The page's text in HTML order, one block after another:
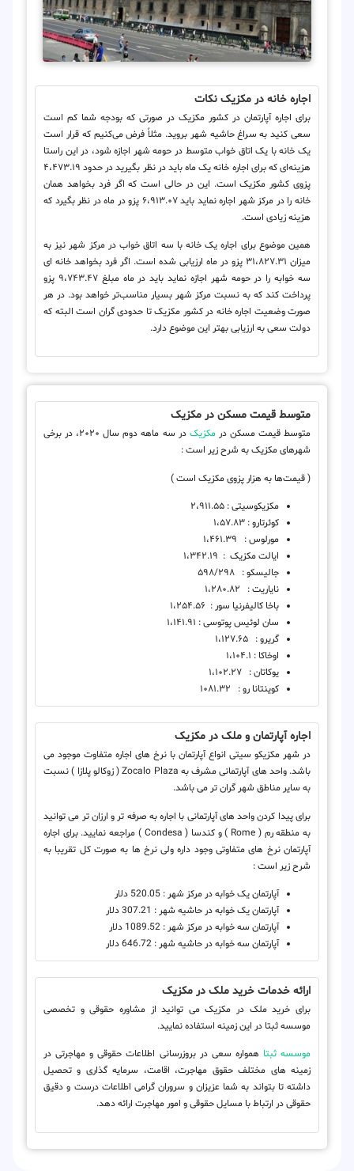
اجاره خانه در مکزیک نکات
برای اجاره آپارتمان در کشور مکزیک در صورتی که بودجه شما کم است
سعی کنید به سراغ حاشیه شهر بروید. مثلاً فرض می‌کنیم که قرار است
یک خانه با یک اتاق خواب متوسط در حومه شهر اجازه شود، در این راستا
هزینه‌ای که برای اجاره خانه یک ماه باید در نظر بگیرید در حدود ۴،۴۷۳.۱۹
پزوی کشور مکزیک است. این در حالی است که اگر فرد بخواهد همان
خانه را در مرکز شهر اجاره نماید باید ۶،۹۱۳.۰۷ پزو در ماه در نظر بگیرد که
هزینه زیادی است.
همین موضوع برای اجاره یک خانه با سه اتاق خواب در مرکز شهر نیز به
میزان ۳۱،۸۲۷.۳۱ پزو در ماه ارزیابی شده است. اگر فرد بخواهد خانه ای
سه خوابه را در حومه شهر اجازه نماید باید در ماه مبلغ ۹،۷۴۳.۴۷ پزو
پرداخت کند که به نسبت مرکز شهر بسیار مناسب‌تر خواهد بود. در هر
صورت وضعیت اجاره خانه در کشور مکزیک تا حدودی گران است البته که
دولت سعی به ارزیابی بهتر این موضوع دارد.
متوسط ​​قیمت مسکن در مکزیک
متوسط قیمت مسکن درمکزیک
در سه ماهه دوم سال ٢٠٢٠، در برخی
شهرهای مکزیک به شرح زیر است :
( قیمت‌ها به هزار پزوی مکزیک است )
مکزیکوسیتی : ٢،٩١١.۵۵
کوئرتارو : ١،۵٧.٨٣
مورلوس : ١،۴۶١.٣٩
ایالت مکزیک : ١،٣۴٢.١٩
جالیسکو : ۵٩٨/٢٩٨
نایاریت : ١،٢٨٠.٨٢
باخا کالیفرنیا سور : ١،٢۵۴.۵۶
سان لوئیس پوتوسی : ١،١۴١.٩١
گریرو : ١،١٢٧.۶۵
اوخاکا : ١،١٠۴.١
یوکاتان : ١،١٠٢.٢٧
کوینتانا رو : ١٠٨١.٣٢
اجاره آپارتمان و ملک در مکزیک
در شهر مکزیکو سیتی انواع آپارتمان با نرخ های اجاره متفاوت موجود می
باشد. واحد های آپارتمانی مشرف به Zocalo Plaza ( زوکالو پلازا ) نسبت
به سایر مناطق شهر گران تر می باشد.
برای پیدا کردن واحد های آپارتمانی با اجاره به صرفه تر و ارزان تر می توانید
به منطقه رم ( Rome ) و کندسا ( Condesa ) مراجعه نمایید. برای اجاره
آپارتمان نرخ های متفاوتی وجود داره ولی نرخ ها به صورت کل تقریبا به
شرح زیر است :
آپارتمان یک خوابه در مرکز شهر : 520.05 دلار
آپارتمان یک خوابه در حاشیه شهر : 307.21 دلار
آپارتمان سه خوابه در مرکز شهر : 1089.52 دلار
آپارتمان سه خوابه در حاشیه شهر : 646.72 دلار
ارائه خدمات خرید ملک در مکزیک
برای خرید ملک در مکزیک می توانید از مشاوره حقوقی و تخصصی
موسسه ثبتا در این زمینه استفاده نمایید.
موسسه ثبتا همواره سعی در بروزرسانی اطلاعات حقوقی و مهاجرتی در
زمینه های مختلف حقوق مهاجرت، اقامت، سرمایه گذاری و تحصیل
داشته تا بتواند به شما عزیزان و سروران گرامی اطلاعات درست و دقیق
حقوقی در ارتباط با مسایل حقوقی و امور مهاجرت ارائه دهد.